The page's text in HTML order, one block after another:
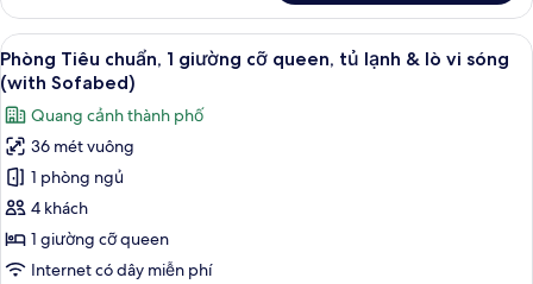
cho
người
khuyết
tật,
tủ
lạnh
&
lò
vi
sóng
Phòng
Tiêu
chuẩn,
2
giường
cỡ
queen,
phù
hợp
cho
khuyết
tật,
Xem
tất
cả
ảnh
Phòng
Tiêu
chuẩn,
1
giường
Bộ đồ giường kháng dị ứng, bàn,
8
Phòng Tiêu chuẩn, 1 giường cỡ queen, tủ lạnh & lò vi sóng
(with Sofabed)
Quang cảnh thành phố
36 mét vuông
1 phòng ngủ
4 khách
1 giường cỡ queen
Internet có dây miễn phí